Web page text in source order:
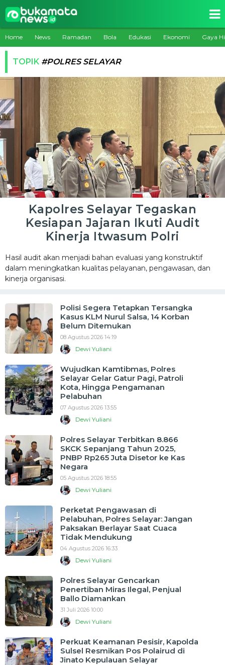
Home News Ramadan Bola Edukasi Ekonomi Gaya
TOPIK #POLRES SELAYAR
Kapolres Selayar Tegaskan
Kesiapan Jajaran Ikuti Audit
Kinerja Itwasum Polri
Hasil audit akan menjadi bahan evaluasi yang konstruktif
dalam meningkatkan kualitas pelayanan, pengawasan, dan
kinerja organisasi.
Polisi Segera Tetapkan Tersangka
Kasus KLM Nurul Salsa, 14 Korban
Belum Ditemukan
08 Agustus 2026 14:19
Dewi Yuliani
Wujudkan Kamtibmas, Polres
Selayar Gelar Gatur Pagi, Patroli
Kota, Hingga Pengamanan
Pelabuhan
07 Agustus 2026 13:55
Dewi Yuliani
Polres Selayar Terbitkan 8.866
SKCK Sepanjang Tahun 2025,
PNBP Rp265 Juta Disetor ke Kas
Negara
05 Agustus 2026 18:55
Dewi Yuliani
Perketat Pengawasan di
Pelabuhan, Polres Selayar: Jangan
Paksakan Berlayar Saat Cuaca
Tidak Mendukung
04 Agustus 2026 16:33
Dewi Yuliani
Polres Selayar Gencarkan
Penertiban Miras Ilegal, Penjual
Ballo Diamankan
31 Juli 2026 10:00
Dewi Yuliani
Perkuat Keamanan Pesisir, Kapolda
Sulsel Resmikan Pos Polairud di
Jinato Kepulauan Selayar